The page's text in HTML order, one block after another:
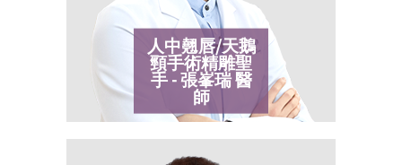
人中翹唇/天鵝
頸手術精雕聖
手 - 張峯瑞醫
師